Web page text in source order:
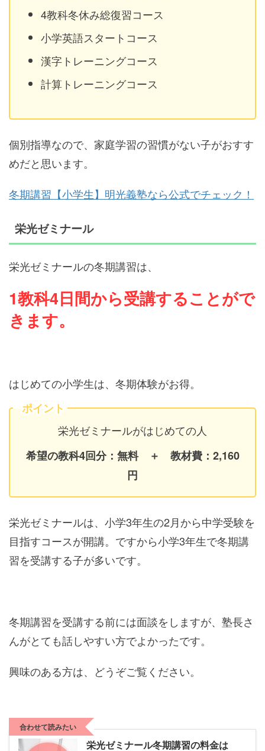
4教科冬休み総復習コース
小学英語スタートコース
漢字トレーニングコース
計算トレーニングコース
個別指導なので、家庭学習の習慣がない子がおすす
めだと思います。
冬期講習【小学生】明光義塾なら公式でチェック！
栄光ゼミナール
栄光ゼミナールの冬期講習は、
1教科4日間から受講することがで
きます。
はじめての小学生は、冬期体験がお得。
ポイント
栄光ゼミナールがはじめての人
希望の教科4回分：無料 ＋ 教材費：2,160
円
栄光ゼミナールは、小学3年生の2月から中学受験を
目指すコースが開講。ですから小学3年生で冬期講
習を受講する子が多いです。
冬期講習を受講する前には面談をしますが、塾長さ
んがとても話しやすい方でよかったです。
興味のある方は、どうぞご覧ください。
合わせて読みたい
栄光ゼミナール冬期講習の料金は